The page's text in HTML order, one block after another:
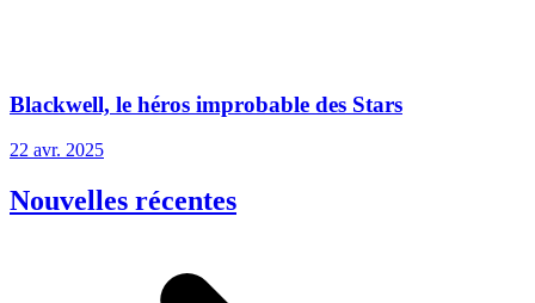
Blackwell, le héros improbable des Stars
22 avr. 2025
Nouvelles récentes